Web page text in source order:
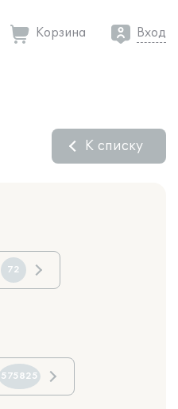
Корзина Вход
К списку
72
575825